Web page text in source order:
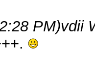
PM)vdii